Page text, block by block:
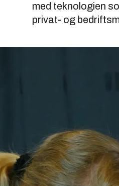
med teknologien
privat- og